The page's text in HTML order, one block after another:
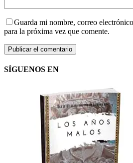
Guarda mi nombre, correo
para la próxima vez que comente.
SÍGUENOS EN